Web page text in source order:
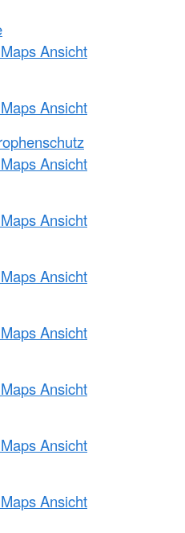
Ansicht
Ansicht
Ansicht
Ansicht
Ansicht
Ansicht
Ansicht
Ansicht
Ansicht